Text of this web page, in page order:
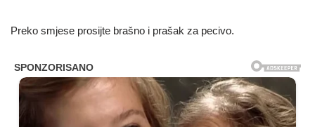
Preko smjese prosijte brašno i prašak za pecivo.